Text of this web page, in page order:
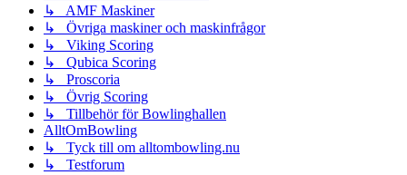
↳ AMF Maskiner
↳ Övriga maskiner och maskinfrågor
↳ Viking Scoring
↳ Qubica Scoring
↳ Proscoria
↳ Övrig Scoring
↳ Tillbehör för Bowlinghallen
AlltOmBowling
↳ Tyck till om alltombowling.nu
↳ Testforum